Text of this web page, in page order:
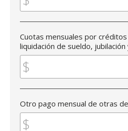
Cuotas mensuales por
liquidación de sueldo,
Otro pago mensual de otras